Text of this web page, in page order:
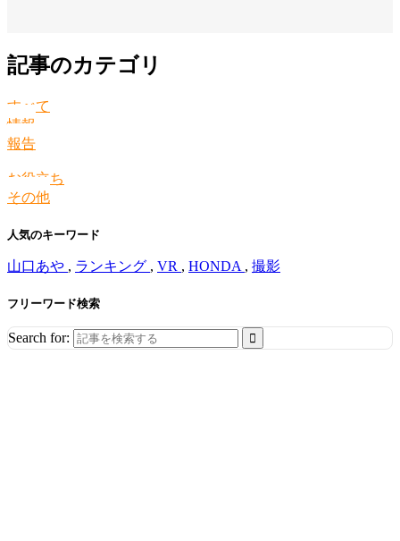
記事のカテゴリ
すべて
情報
報告
お役立ち
その他
人気のキーワード
山口あや , ランキング , VR , HONDA , 撮影
フリーワード検索
Search for: